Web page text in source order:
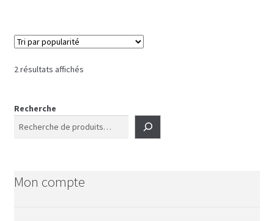
2 résultats affichésTrié
Recherche
Mon compte